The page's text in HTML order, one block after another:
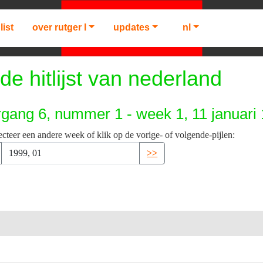
over rutger l updates nl
hitlijst van nederland
6, nummer 1 - week 1, 11 januari
een andere week of klik op de vorige- of volgende-pijlen:
>>